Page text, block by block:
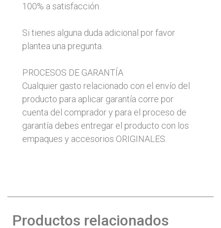
100% a satisfacción.
Si tienes alguna duda adicional por favor
plantea una pregunta.
PROCESOS DE GARANTÍA
Cualquier gasto relacionado con el envío del
producto para aplicar garantía corre por
cuenta del comprador y para el proceso de
garantía debes entregar el producto con los
empaques y accesorios ORIGINALES.
Productos relacionados